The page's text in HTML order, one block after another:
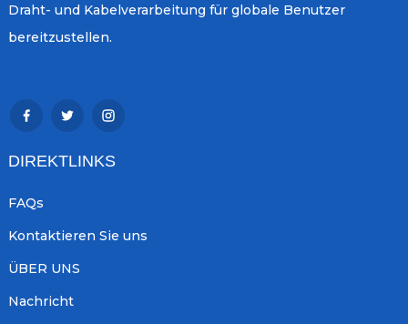
Draht- und Kabelverarbeitung für globale Benutzer
bereitzustellen.
DIREKTLINKS
FAQs
Kontaktieren Sie uns
ÜBER UNS
Nachricht